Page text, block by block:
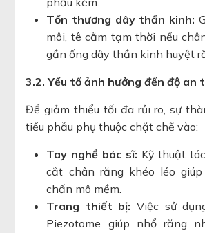
Tổn thương dây thần kinh:
môi, tê cằm tạm thời nếu
gần ống dây thần kinh huyệt
3.2. Yếu tố ảnh hưởng đến độ an
Để giảm thiểu tối đa rủi ro, sự
tiểu phẫu phụ thuộc chặt chẽ vào:
Tay nghề bác sĩ: Kỹ thuật
cắt chân răng khéo léo
chấn mô mềm.
Trang thiết bị: Việc sử
Piezotome giúp nhổ răng